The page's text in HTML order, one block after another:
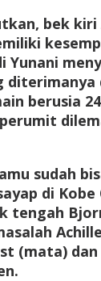
bek
Yunani
berusia
sudah
di Kobe
tengah
(mata)